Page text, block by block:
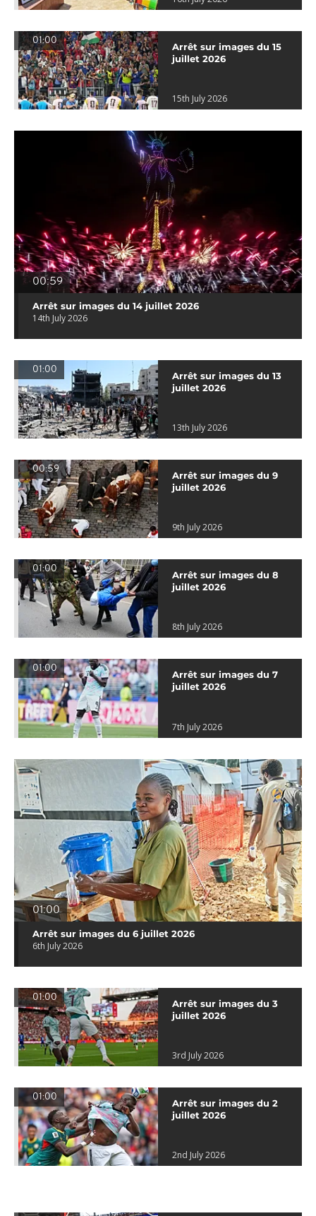
01:00
Arrêt sur images du 15
juillet 2026
15th July 2026
00:59
Arrêt sur images du 14 juillet 2026
14th July 2026
01:00
Arrêt sur images du 13
juillet 2026
13th July 2026
00:59
Arrêt sur images du 9
juillet 2026
9th July 2026
01:00
Arrêt sur images du 8
juillet 2026
8th July 2026
01:00
Arrêt sur images du 7
juillet 2026
7th July 2026
01:00
Arrêt sur images du 6 juillet 2026
6th July 2026
01:00
Arrêt sur images du 3
juillet 2026
3rd July 2026
01:00
Arrêt sur images du 2
juillet 2026
2nd July 2026